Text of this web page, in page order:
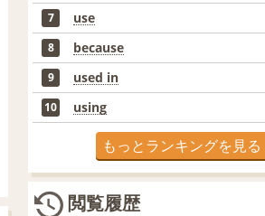
7 use
8 because
9 used in
10 using
もっとランキングを見る
閲覧履歴